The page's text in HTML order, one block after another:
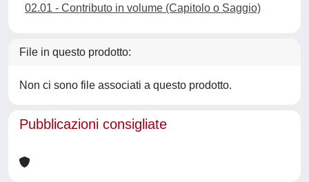
02.01 - Contributo in volume (Capitolo o Saggio)
File in questo prodotto:
Non ci sono file associati a questo prodotto.
Pubblicazioni consigliate